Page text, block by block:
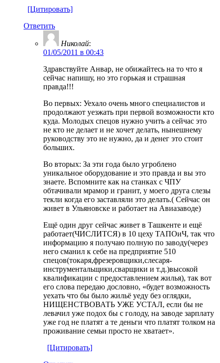
[Цитировать]
Ответить
Николай:
01/05/2011 в 00:43
Здравствуйте Анвар, не обижайтесь на то что я
сейчас напишу, но это горькая и страшная
правда!!!
Во первых: Уехало очень много специалистов и
продолжают уезжать при первой возможности кто
куда. Молодых спецов нужно учить а сейчас это
не кто не делает и не хочет делать, нынешнему
руководству это не нужно, да и денег это стоит
больших.
Во вторых: За эти года было угроблено
уникальное оборудование и это правда и вы это
знаете. Вспомните как на станках с ЧПУ
обтачивали мрамор и гранит, у моего друга слезы
текли когда его заставляли это делать.( Сейчас он
живет в Ульяновске и работает на Авиазаводе)
Ещё один друг сейчас живет в Ташкенте и ещё
работает(ЧИСЛИТСЯ) в 10 цеху ТАПОиЧ, так что
информацию я получаю полную по заводу(через
него сманил к себе на предприятие 510
спецов(токаря,фрезеровщики,слесаря-
инструментальщики,сварщики и т.д.)высокой
квалификации с предоставлением жилья), так вот
его слова передаю дословно, «будет возможность
уехать что бы было жильё уеду без оглядки,
НИЩЕНСТВОВАТЬ УЖЕ УСТАЛ, если бы не
левачил уже подох бы с голоду, на заводе зарплату
уже год не платят а те деньги что платят толком на
проживание семьи просто не хватает».
[Цитировать]